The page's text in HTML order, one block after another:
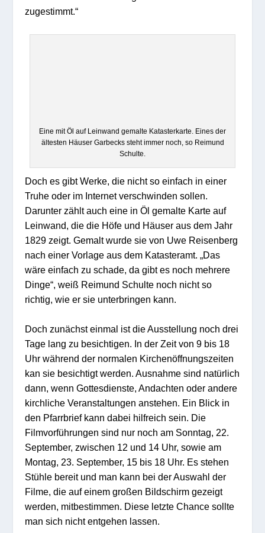
zugestimmt.“
Eine mit Öl auf Leinwand gemalte Katasterkarte. Eines der
ältesten Häuser Garbecks steht immer noch, so Reimund
Schulte.
Doch es gibt Werke, die nicht so einfach in einer
Truhe oder im Internet verschwinden sollen.
Darunter zählt auch eine in Öl gemalte Karte auf
Leinwand, die die Höfe und Häuser aus dem Jahr
1829 zeigt. Gemalt wurde sie von Uwe Reisenberg
nach einer Vorlage aus dem Katasteramt. „Das
wäre einfach zu schade, da gibt es noch mehrere
Dinge“, weiß Reimund Schulte noch nicht so
richtig, wie er sie unterbringen kann.
Doch zunächst einmal ist die Ausstellung noch drei
Tage lang zu besichtigen. In der Zeitvon 9 bis 18
Uhr während der normalen Kirchenöffnungszeiten
kan sie besichtigt werden. Ausnahme sind natürlich
dann, wenn Gottesdienste, Andachten oder andere
kirchliche Veranstaltungen anstehen. Ein Blick in
den Pfarrbrief kann dabei hilfreich sein. Die
Filmvorführungen sind nur noch am Sonntag, 22.
September, zwischen 12 und 14 Uhr, sowie am
Montag, 23. September, 15 bis 18 Uhr. Es stehen
Stühle bereit und man kann bei der Auswahl der
Filme, die auf einem großen Bildschirm gezeigt
werden, mitbestimmen. Diese letzte Chance sollte
man sich nicht entgehen lassen.